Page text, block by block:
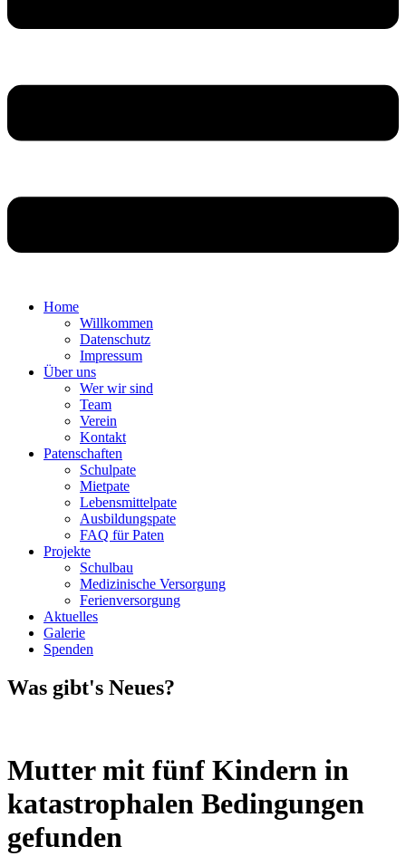
Home
Willkommen
Datenschutz
Impressum
Über uns
Wer wir sind
Team
Verein
Kontakt
Patenschaften
Schulpate
Mietpate
Lebensmittelpate
Ausbildungspate
FAQ für Paten
Projekte
Schulbau
Medizinische Versorgung
Ferienversorgung
Aktuelles
Galerie
Spenden
Was gibt's Neues?
Mutter mit fünf Kindern in
katastrophalen Bedingungen
gefunden